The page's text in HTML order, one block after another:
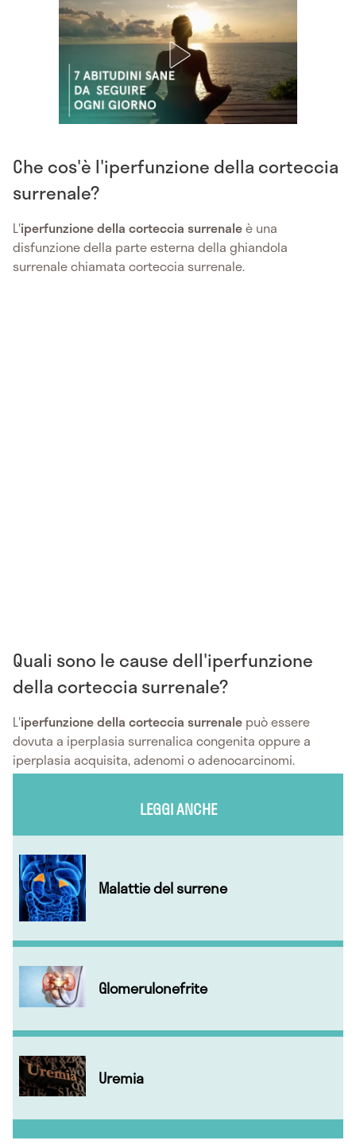
Che cos'è l'iperfunzione della corteccia
surrenale?
L'iperfunzione della corteccia surrenaleè una
disfunzione della parte esterna della ghiandola
surrenale chiamata corteccia surrenale.
Quali sono le cause dell'iperfunzione
della corteccia surrenale?
L'iperfunzione della corteccia surrenale può essere
dovuta a iperplasia surrenalica congenita oppure a
iperplasia acquisita, adenomi o adenocarcinomi.
LEGGI ANCHE
Malattie del surrene
Glomerulonefrite
Uremia